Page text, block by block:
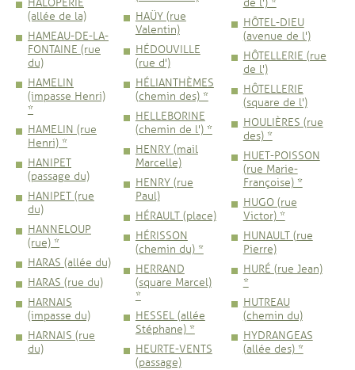
HALOPERIE
(allée de la)
HAMEAU-DE-LA-
FONTAINE (rue
du)
HAMELIN
(impasse Henri)
*
HAMELIN (rue
Henri) *
HANIPET
(passage du)
HANIPET (rue
du)
HANNELOUP
(rue) *
HARAS (allée du)
HARAS (rue du)
HARNAIS
(impasse du)
HARNAIS (rue
du)
HAÜY (rue
Valentin)
HÉDOUVILLE
(rue d')
HÉLIANTHÈMES
(chemin des) *
HELLEBORINE
(chemin de l') *
HENRY (mail
Marcelle)
HENRY (rue
Paul)
HÉRAULT (place)
HÉRISSON
(chemin du) *
HERRAND
(square Marcel)
*
HESSEL (allée
Stéphane) *
HEURTE-VENTS
(passage)
de l') *
HÔTEL-DIEU
(avenue de l')
HÔTELLERIE (rue
de l')
HÔTELLERIE
(square de l')
HOULIÈRES (rue
des) *
HUET-POISSON
(rue Marie-
Françoise) *
HUGO (rue
Victor) *
HUNAULT (rue
Pierre)
HURÉ (rue Jean)
*
HUTREAU
(chemin du)
HYDRANGEAS
(allée des) *